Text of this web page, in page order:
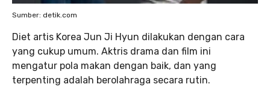
Sumber: detik.com
Diet artis Korea Jun Ji Hyun dilakukan dengan cara
yang cukup umum. Aktris drama dan film ini
mengatur pola makan dengan baik, dan yang
terpenting adalah berolahraga secara rutin.